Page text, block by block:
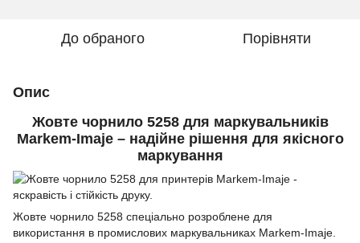
До обраного Порівняти
Опис
Жовте чорнило 5258 для маркувальників
Markem-Imaje – надійне рішення для якісного
маркування
Жовте чорнило 5258 спеціально розроблене для
використання в промислових маркувальниках Markem-Imaje.